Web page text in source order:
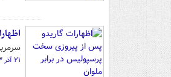
۲۱ آذر ۰۳ - ۲۰:۰۸